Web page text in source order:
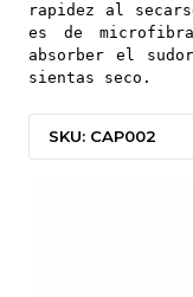
rapidez al
es de
absorber el
sientas seco.
SKU: CAP002